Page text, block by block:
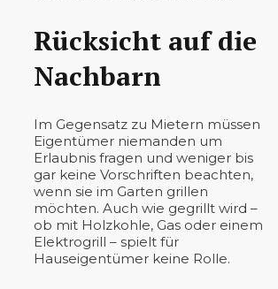
Rücksicht auf die
Nachbarn
Im Gegensatz zu Mietern müssen
Eigentümer niemanden um
Erlaubnis fragen und weniger bis
gar keine Vorschriften beachten,
wenn sie im Garten grillen
möchten. Auch wie gegrillt wird –
ob mit Holzkohle, Gas oder einem
Elektrogrill – spielt für
Hauseigentümer keine Rolle.